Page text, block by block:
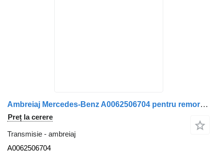
Ambreiaj Mercedes-Benz A0062506704 pentru remorcă Mercedes-Benz
Preț la cerere
Transmisie - ambreiaj
A0062506704